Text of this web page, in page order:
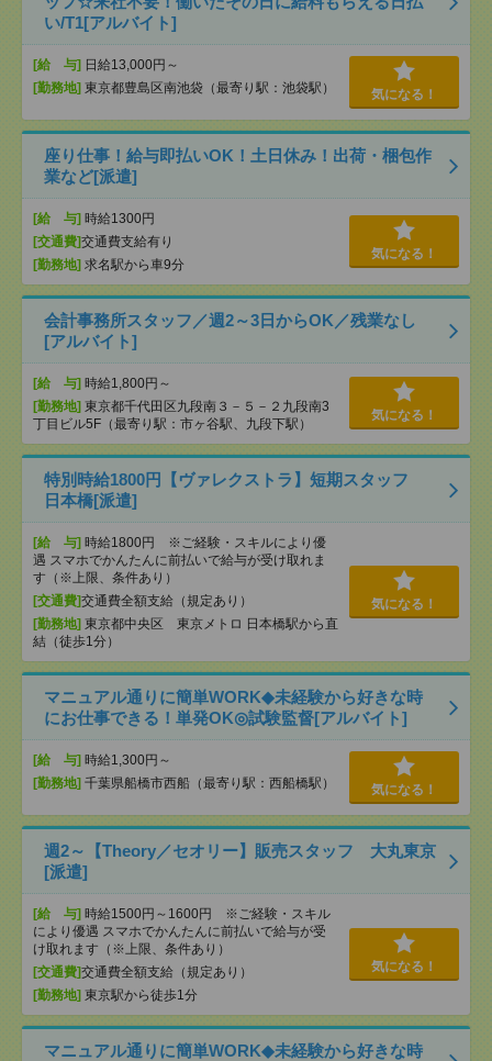
い/T1[アルバイト]
[給 与] 日給13,000円～
[勤務地] 東京都豊島区南池袋（最寄り駅：池袋駅） 気になる！
座り仕事！給与即払いOK！土日休み！出荷・梱包作
業など[派遣]
[給 与] 時給1300円
[交通費]交通費支給有り
[勤務地] 求名駅から車9分
気になる！
会計事務所スタッフ／週2～3日からOK／残業なし
[アルバイト]
[給 与] 時給1,800円～
[勤務地] 東京都千代田区九段南３－５－２九段南3
丁目ビル5F（最寄り駅：市ヶ谷駅、九段下駅）
気になる！
特別時給1800円【ヴァレクストラ】短期スタッフ
日本橋[派遣]
[給 与] 時給1800円 ※ご経験・スキルにより優
遇 スマホでかんたんに前払いで給与が受け取れま
す（※上限、条件あり）
[交通費]交通費全額支給（規定あり）
[勤務地] 東京都中央区 東京メトロ 日本橋駅から直
結（徒歩1分）
気になる！
マニュアル通りに簡単WORK◆未経験から好きな時
にお仕事できる！単発OK◎試験監督[アルバイト]
[給 与] 時給1,300円～
[勤務地] 千葉県船橋市西船（最寄り駅：西船橋駅） 気になる！
週2～【Theory／セオリー】販売スタッフ 大丸東京
[派遣]
[給 与] 時給1500円～1600円 ※ご経験・スキル
により優遇 スマホでかんたんに前払いで給与が受
け取れます（※上限、条件あり）
[交通費]交通費全額支給（規定あり）
[勤務地] 東京駅から徒歩1分
気になる！
マニュアル通りに簡単WORK◆未経験から好きな時